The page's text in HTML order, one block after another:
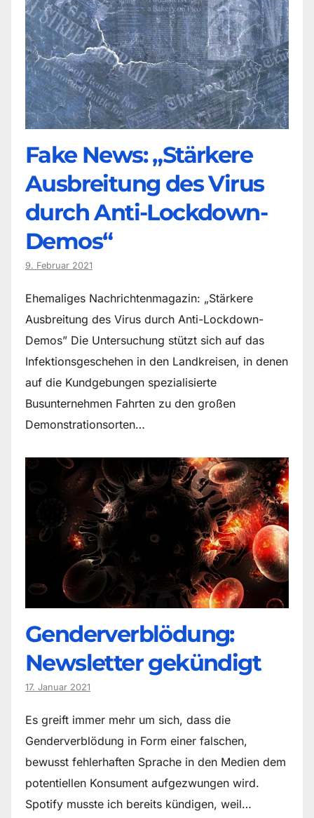
Fake News: „Stärkere
Ausbreitung des Virus
durch Anti-Lockdown-
Demos“
9. Februar 2021
Ehemaliges Nachrichtenmagazin: „Stärkere
Ausbreitung des Virus durch Anti-Lockdown-
Demos” Die Untersuchung stützt sich auf das
Infektionsgeschehen in den Landkreisen, in denen
auf die Kundgebungen spezialisierte
Busunternehmen Fahrten zu den großen
Demonstrationsorten…
Genderverblödung:
Newsletter gekündigt
17. Januar 2021
Es greift immer mehr um sich, dass die
Genderverblödung in Form einer falschen,
bewusst fehlerhaften Sprache in den Medien dem
potentiellen Konsument aufgezwungen wird.
Spotify musste ich bereits kündigen, weil…